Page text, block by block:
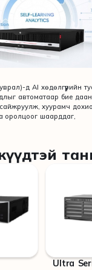
д AI хөдөлгүүрийн
автоматаар бие
хуурамч
оролцоог шаарддаг,
Ultra